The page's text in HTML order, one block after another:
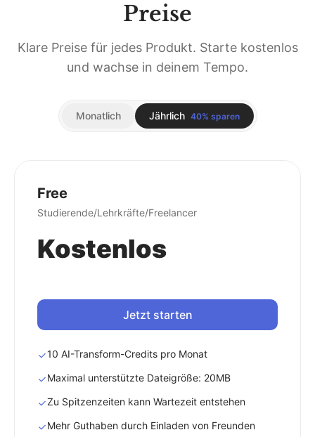
Preise
Klare Preise für jedes Produkt. Starte kostenlos
und wachse in deinem Tempo.
Monatlich Jährlich 40% sparen
Free
Studierende/Lehrkräfte/Freelancer
Kostenlos
Jetzt starten
10 AI-Transform-Credits pro Monat
Maximal unterstützte Dateigröße: 20MB
Zu Spitzenzeiten kann Wartezeit entstehen
Mehr Guthaben durch Einladen von Freunden